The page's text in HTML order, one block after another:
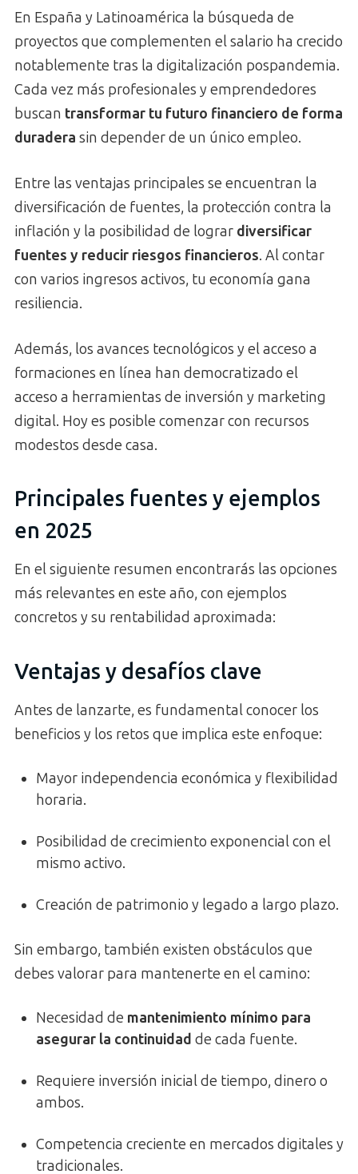
En España y Latinoamérica la búsqueda de
proyectos que complementen el salario ha crecido
notablemente tras la digitalización pospandemia.
Cada vez más profesionales y emprendedores
buscan transformar tu futuro financiero de forma
duradera sin depender de un único empleo.
Entre las ventajas principales se encuentran la
diversificación de fuentes, la protección contra la
inflación y la posibilidad de lograr diversificar
fuentes y reducir riesgos financieros. Al contar
con varios ingresos activos, tu economía gana
resiliencia.
Además, los avances tecnológicos y el acceso a
formaciones en línea han democratizado el
acceso a herramientas de inversión y marketing
digital. Hoy es posible comenzar con recursos
modestos desde casa.
Principales fuentes y ejemplos
en 2025
En el siguiente resumen encontrarás las opciones
más relevantes en este año, con ejemplos
concretos y su rentabilidad aproximada:
Ventajas y desafíos clave
Antes de lanzarte, es fundamental conocer los
beneficios y los retos que implica este enfoque:
Mayor independencia económica y flexibilidad
horaria.
Posibilidad de crecimiento exponencial con el
mismo activo.
Creación de patrimonio y legado a largo plazo.
Sin embargo, también existen obstáculos que
debes valorar para mantenerte en el camino:
Necesidad de mantenimiento mínimo para
asegurar la continuidad de cada fuente.
Requiere inversión inicial de tiempo, dinero o
ambos.
Competencia creciente en mercados digitales y
tradicionales.